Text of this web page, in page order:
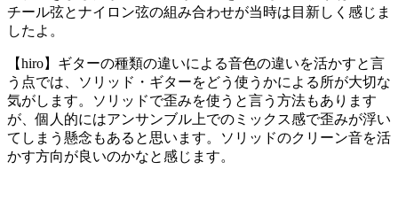
チール弦とナイロン弦の組み合わせが当時は目新しく感じま
したよ。
【hiro】ギターの種類の違いによる音色の違いを活かすと言
う点では、ソリッド・ギターをどう使うかによる所が大切な
気がします。ソリッドで歪みを使うと言う方法もあります
が、個人的にはアンサンブル上でのミックス感で歪みが浮い
てしまう懸念もあると思います。ソリッドのクリーン音を活
かす方向が良いのかなと感じます。